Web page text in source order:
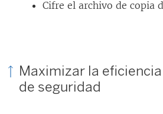
Cifre el archivo de copia
Maximizar la
de seguridad